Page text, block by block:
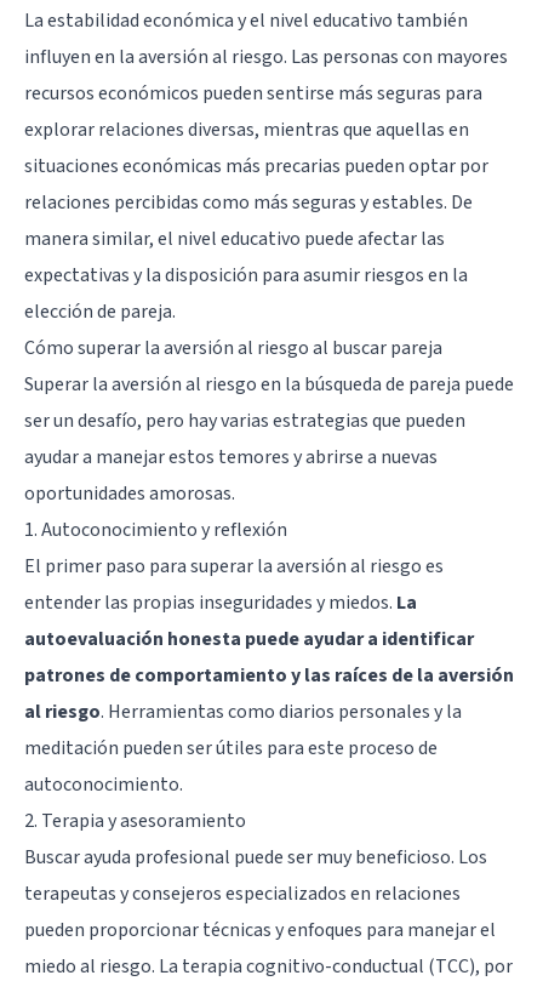
La estabilidad económica y el nivel educativo también
influyen en la aversión al riesgo. Las personas con mayores
recursos económicos pueden sentirse más seguras para
explorar relaciones diversas, mientras que aquellas en
situaciones económicas más precarias pueden optar por
relaciones percibidas como más seguras y estables. De
manera similar, el nivel educativo puede afectar las
expectativas y la disposición para asumir riesgos en la
elección de pareja.
Cómo superar la aversión al riesgo al buscar pareja
Superar la aversión al riesgo en la búsqueda de pareja puede
ser un desafío, pero hay varias estrategias que pueden
ayudar a manejar estos temores y abrirse a nuevas
oportunidades amorosas.
1. Autoconocimiento y reflexión
El primer paso para superar la aversión al riesgo es
entender las propias inseguridades y miedos. La
autoevaluación honesta puede ayudar a identificar
patrones de comportamiento y las raíces de la aversión
al riesgo. Herramientas como diarios personales y la
meditación pueden ser útiles para este proceso de
autoconocimiento.
2. Terapia y asesoramiento
Buscar ayuda profesional puede ser muy beneficioso. Los
terapeutas y consejeros especializados en relaciones
pueden proporcionar técnicas y enfoques para manejar el
miedo al riesgo. La terapia cognitivo-conductual (TCC), por